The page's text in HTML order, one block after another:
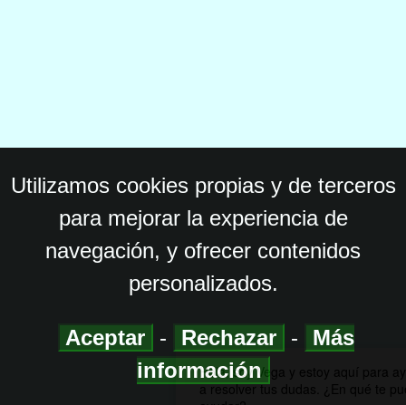
Utilizamos cookies propias y de terceros
para mejorar la experiencia de
navegación, y ofrecer contenidos
personalizados.
Aceptar - Rechazar -
Más
información